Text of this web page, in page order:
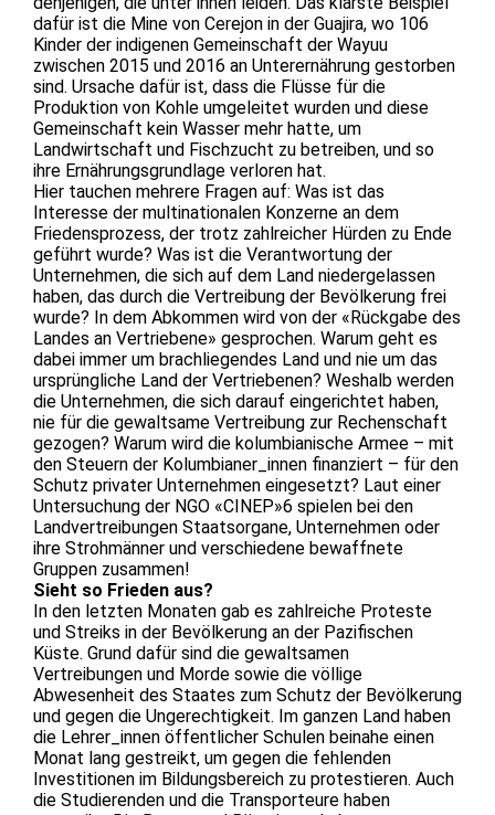
dafür ist die Mine von Cerejon in der Guajira, wo 106
Kinder der indigenen Gemeinschaft der Wayuu
zwischen 2015 und 2016 an Unterernährung gestorben
sind. Ursache dafür ist, dass die Flüsse für die
Produktion von Kohle umgeleitet wurden und diese
Gemeinschaft kein Wasser mehr hatte, um
Landwirtschaft und Fischzucht zu betreiben, und so
ihre Ernährungsgrundlage verloren hat.
Hier tauchen mehrere Fragen auf: Was ist das
Interesse der multinationalen Konzerne an dem
Friedensprozess, der trotz zahlreicher Hürden zu Ende
geführt wurde? Was ist die Verantwortung der
Unternehmen, die sich auf dem Land niedergelassen
haben, das durch die Vertreibung der Bevölkerung frei
wurde? In dem Abkommen wird von der «Rückgabe des
Landes an Vertriebene» gesprochen. Warum geht es
dabei immer um brachliegendes Land und nie um das
ursprüngliche Land der Vertriebenen? Weshalb werden
die Unternehmen, die sich darauf eingerichtet haben,
nie für die gewaltsame Vertreibung zur Rechenschaft
gezogen? Warum wird die kolumbianische Armee – mit
den Steuern der Kolumbianer_innen finanziert – für den
Schutz privater Unternehmen eingesetzt? Laut einer
Untersuchung der NGO «CINEP»6 spielen bei den
Landvertreibungen Staatsorgane, Unternehmen oder
ihre Strohmänner und verschiedene bewaffnete
Gruppen zusammen!
Sieht so Frieden aus?
In den letzten Monaten gab es zahlreiche Proteste
und Streiks in der Bevölkerung an der Pazifischen
Küste. Grund dafür sind die gewaltsamen
Vertreibungen und Morde sowie die völlige
Abwesenheit des Staates zum Schutz der Bevölkerung
und gegen die Ungerechtigkeit. Im ganzen Land haben
die Lehrer_innen öffentlicher Schulen beinahe einen
Monat lang gestreikt, um gegen die fehlenden
Investitionen im Bildungsbereich zu protestieren. Auch
die Studierenden und die Transporteure haben